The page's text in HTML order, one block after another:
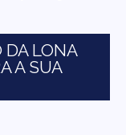
DA LONA
A SUA